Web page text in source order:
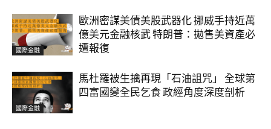
國際金融
歐洲密謀美債美股武器化 挪威手持近萬
億美元金融核武 特朗普：拋售美資產必
遭報復
國際金融
馬杜羅被生擒再現「石油詛咒」 全球第
四富國變全民乞食 政經角度深度剖析